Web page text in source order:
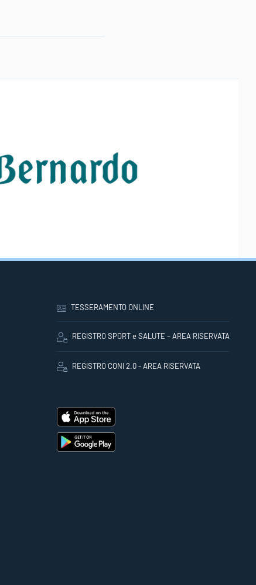
TESSERAMENTO ONLINE
REGISTRO SPORT e SALUTE – AREA RISERVATA
REGISTRO CONI 2.0 - AREA RISERVATA